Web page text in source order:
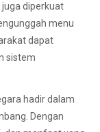
juga diperkuat
menu
dapat
sistem
hadir dalam
Dengan